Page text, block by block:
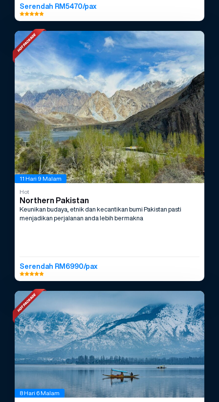
Serendah RM5470/pax
11 Hari 9 Malam
Hot
Northern Pakistan
Keunikan budaya, etnik dan kecantikan bumi Pakistan pasti
menjadikan perjalanan anda lebih bermakna
Serendah RM6990/pax
8 Hari 6 Malam